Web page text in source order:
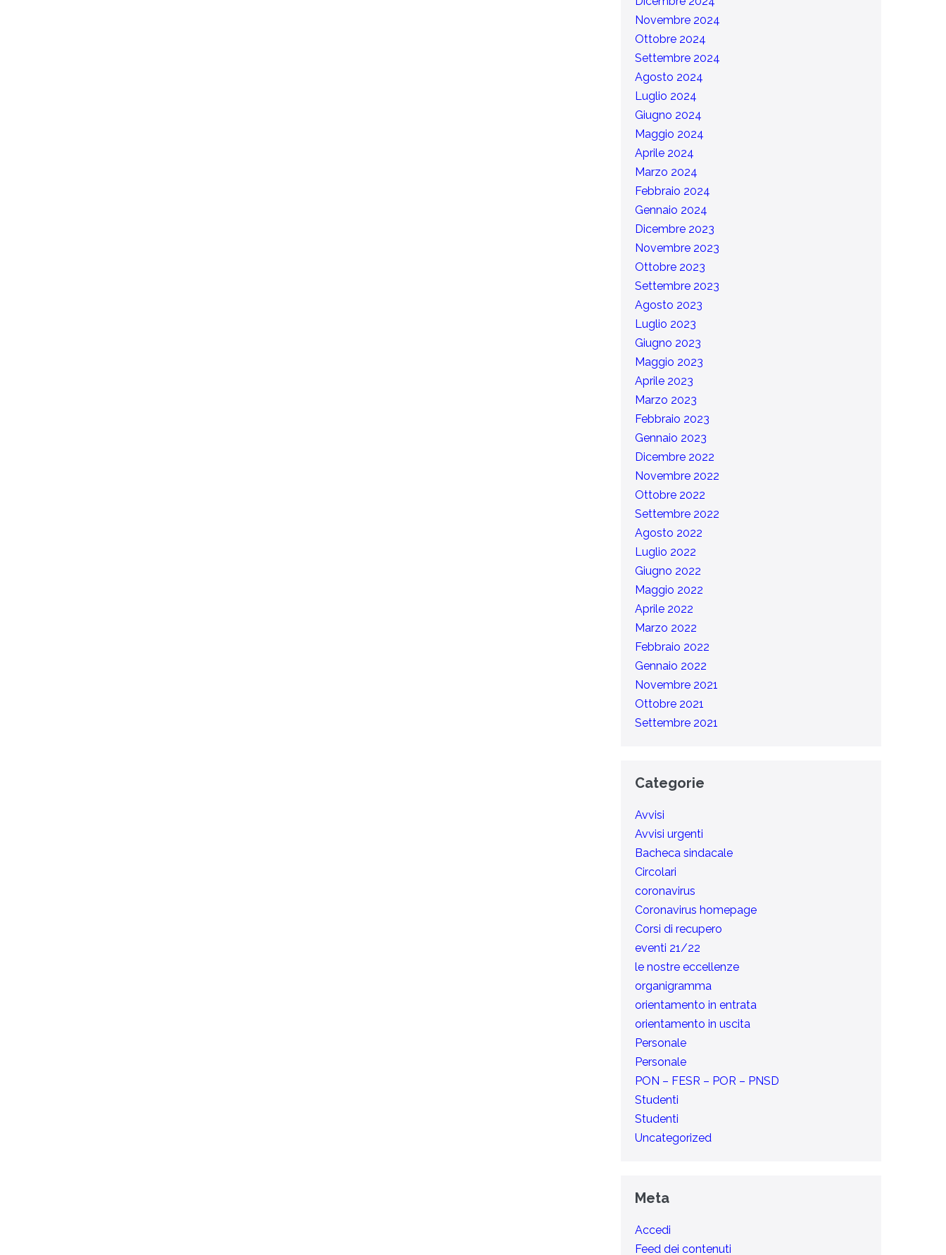
Novembre 2024
Ottobre 2024
Settembre 2024
Agosto 2024
Luglio 2024
Giugno 2024
Maggio 2024
Aprile 2024
Marzo 2024
Febbraio 2024
Gennaio 2024
Dicembre 2023
Novembre 2023
Ottobre 2023
Settembre 2023
Agosto 2023
Luglio 2023
Giugno 2023
Maggio 2023
Aprile 2023
Marzo 2023
Febbraio 2023
Gennaio 2023
Dicembre 2022
Novembre 2022
Ottobre 2022
Settembre 2022
Agosto 2022
Luglio 2022
Giugno 2022
Maggio 2022
Aprile 2022
Marzo 2022
Febbraio 2022
Gennaio 2022
Novembre 2021
Ottobre 2021
Settembre 2021
Categorie
Avvisi
Avvisi urgenti
Bacheca sindacale
Circolari
coronavirus
Coronavirus homepage
Corsi di recupero
eventi 21/22
le nostre eccellenze
organigramma
orientamento in entrata
orientamento in uscita
Personale
Personale
PON – FESR – POR – PNSD
Studenti
Studenti
Uncategorized
Meta
Accedi
Feed dei contenuti